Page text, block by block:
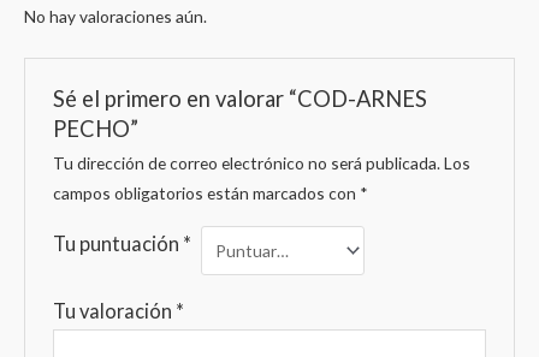
No hay valoraciones aún.
Sé el primero en valorar “COD-ARNES
PECHO”
Tu dirección de correo electrónico no será publicada. Los
campos obligatorios están marcados con *
Tu puntuación *
Tu valoración *